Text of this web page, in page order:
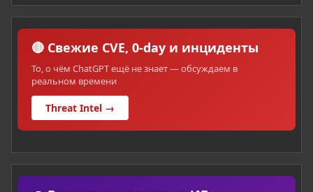
🔴 Свежие CVE, 0-day и инциденты
То, о чём ChatGPT ещё не знает — обсуждаем в
реальном времени
Threat Intel →